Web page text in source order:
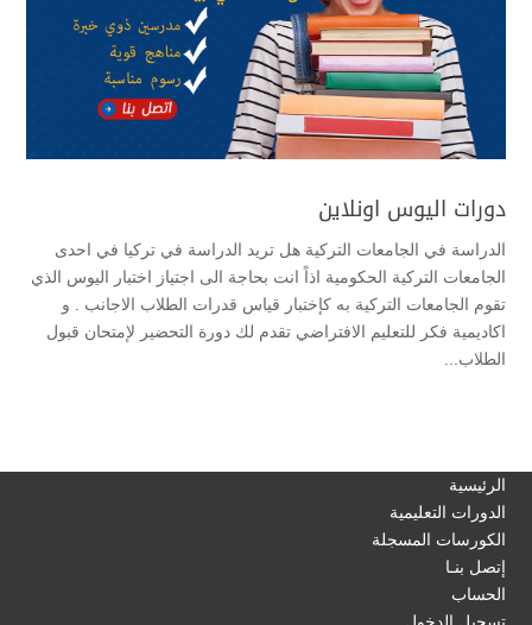
دورات اليوس اونلاين
الدراسة في الجامعات التركية هل تريد الدراسة في تركيا في احدى
الجامعات التركية الحكومية اذاً انت بحاجة الى اجتياز اختبار اليوس الذي
تقوم الجامعات التركية به كإختبار قياس قدرات الطلاب الاجانب . و
اكاديمية فكر للتعليم الافتراضي تقدم لك دورة التحضير لإمتحان قبول
الطلاب...
الرئيسية
الدورات التعليمية
الكورسات المسجلة
إتصل بنـا
الحساب